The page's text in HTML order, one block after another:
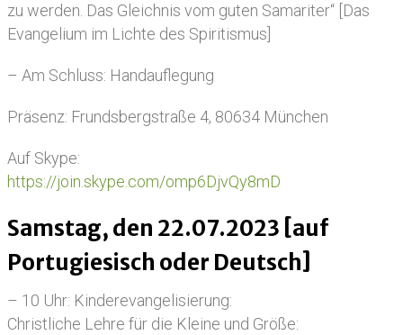
zu werden. Das Gleichnis vom guten Samariter“ [Das
Evangelium im Lichte des Spiritismus]
– Am Schluss: Handauflegung
Präsenz: Frundsbergstraße 4, 80634 München
Auf Skype:
https://join.skype.com/omp6DjvQy8mD
Samstag, den 22.07.2023 [auf
Portugiesisch oder Deutsch]
– 10 Uhr: Kinderevangelisierung:
Christliche Lehre für die Kleine und Größe: